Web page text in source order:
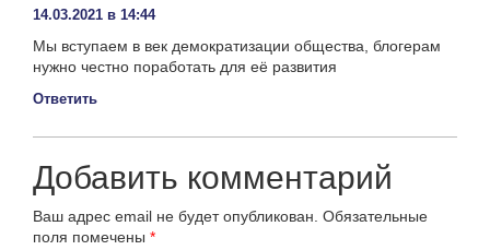
14.03.2021 в 14:44
Мы вступаем в век демократизации общества, блогерам
нужно честно поработать для её развития
Ответить
Добавить комментарий
Ваш адрес email не будет опубликован. Обязательные
поля помечены *